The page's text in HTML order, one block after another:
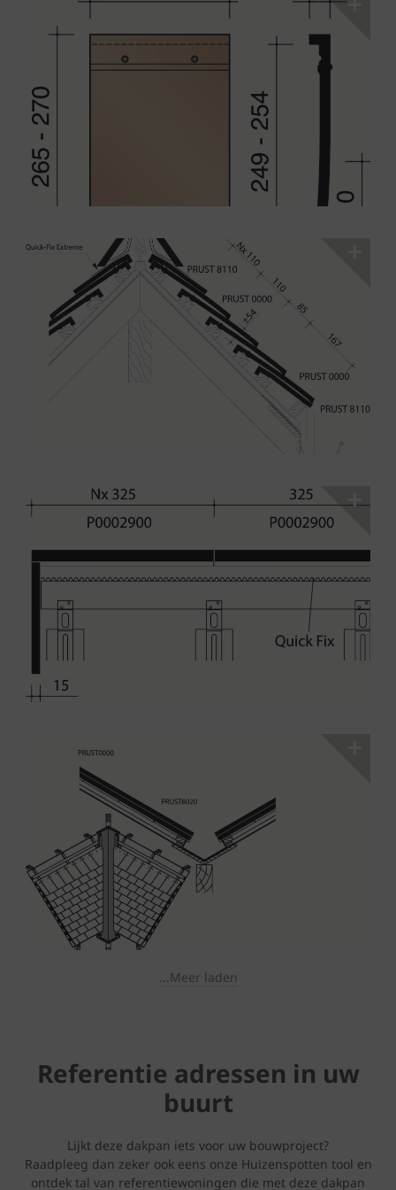
...Meer laden
Referentie adressen in uw
buurt
Lijkt deze dakpan iets voor uw bouwproject?
Raadpleeg dan zeker ook eens onze Huizenspotten tool en
ontdek tal van referentiewoningen die met deze dakpan